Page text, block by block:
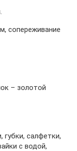
сопереживание
– золотой
губки, салфетки,
с водой,